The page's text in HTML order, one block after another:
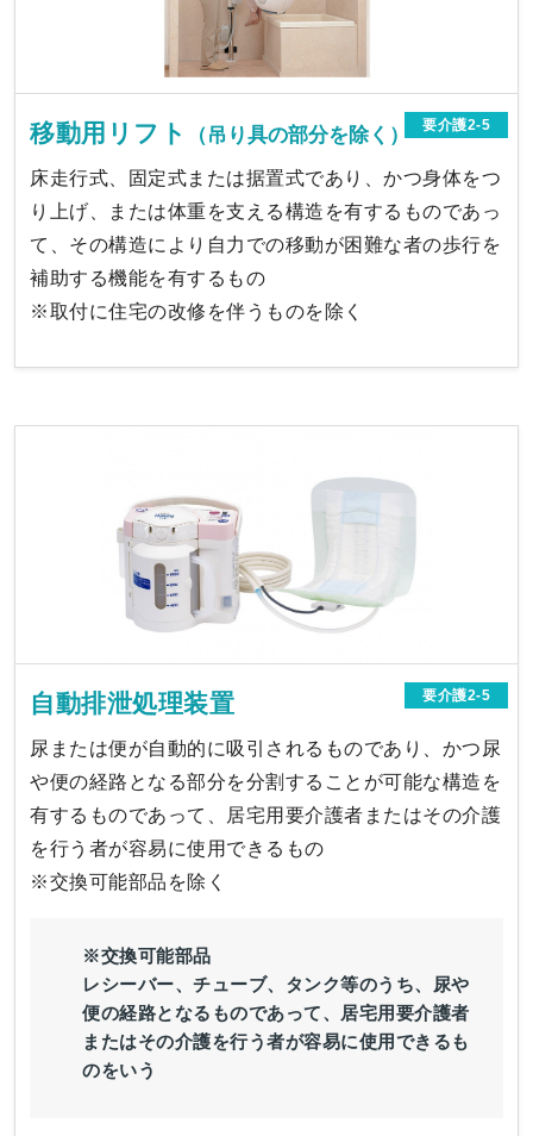
移動用リフト （吊り具の部分を除く） 要介護2-5
床走行式、固定式または据置式であり、かつ身体をつ
り上げ、または体重を支える構造を有するものであっ
て、その構造により自力での移動が困難な者の歩行を
補助する機能を有するもの
※取付に住宅の改修を伴うものを除く
自動排泄処理装置 要介護2-5
尿または便が自動的に吸引されるものであり、かつ尿
や便の経路となる部分を分割することが可能な構造を
有するものであって、居宅用要介護者またはその介護
を行う者が容易に使用できるもの
※交換可能部品を除く
※交換可能部品
レシーバー、チューブ、タンク等のうち、尿や
便の経路となるものであって、居宅用要介護者
またはその介護を行う者が容易に使用できるも
のをいう